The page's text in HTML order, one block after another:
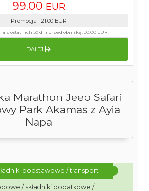
Marathon Jeep Safari
Park Akamas z Ayia
Napa
podstawowe / transport
/ składniki dodatkowe /
99.00 EUR
Promocja: -21.00 EUR
z ostatnich 30 dni przed obniżką:90.00 EUR
DALEJ